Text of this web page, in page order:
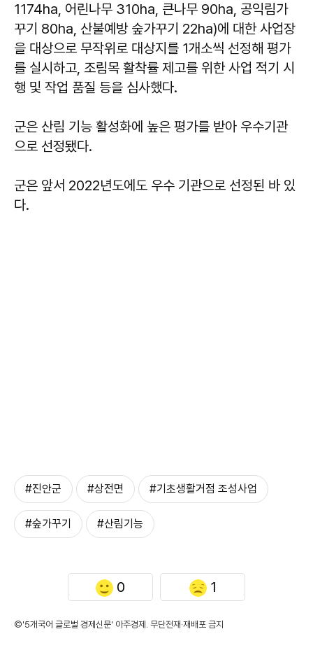
1174ha, 어린나무 310ha, 큰나무 90ha, 공익림가
꾸기 80ha, 산불예방 숲가꾸기 22ha)에 대한 사업장
을 대상으로 무작위로 대상지를 1개소씩 선정해 평가
를 실시하고, 조림목 활착률 제고를 위한 사업 적기 시
행 및 작업 품질 등을 심사했다.
군은 산림 기능 활성화에 높은 평가를 받아 우수기관
으로 선정됐다.
군은 앞서 2022년도에도 우수 기관으로 선정된 바 있
다.
#진안군 #상전면 #기초생활거점 조성사업
#숲가꾸기 #산림기능
0 1
©'5개국어 글로벌 경제신문' 아주경제. 무단전재·재배포 금지